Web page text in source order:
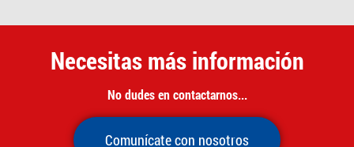
Necesitas más información
No dudes en contactarnos...
Comunícate con nosotros